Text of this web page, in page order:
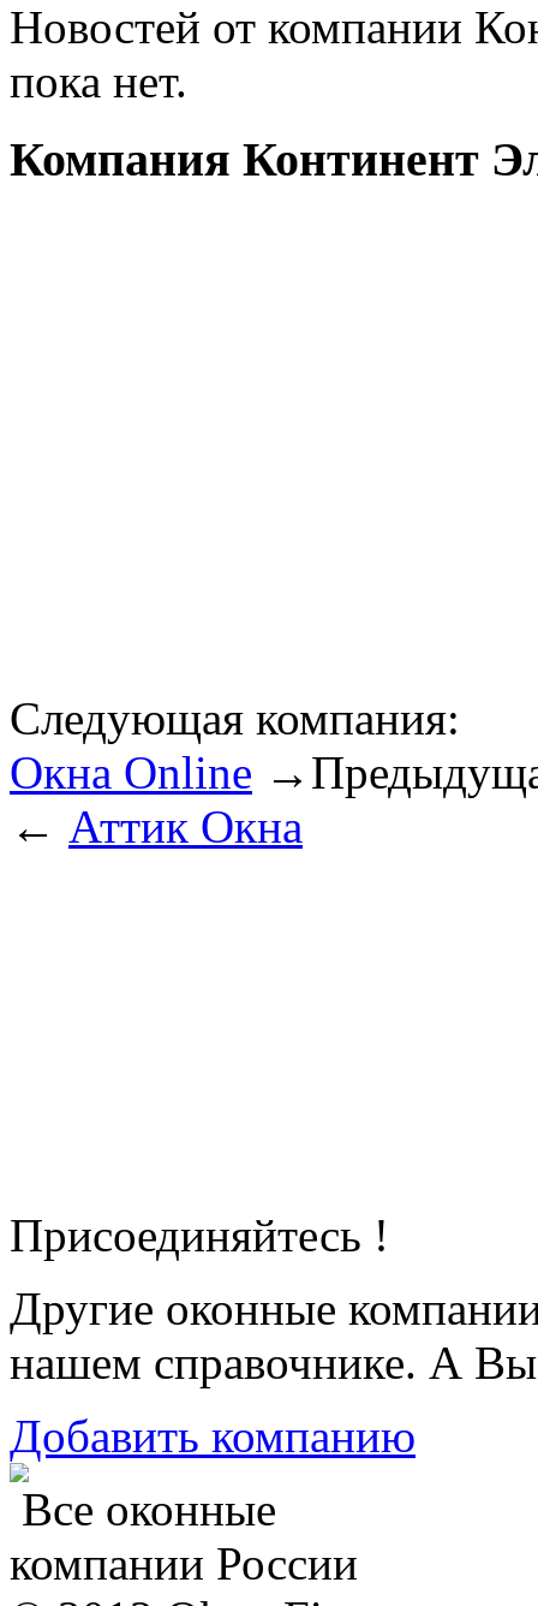
Новостей от компании
пока нет.
Компания Континент
Следующая компания:
Окна Online →
← Аттик Окна
Присоединяйтесь !
Другие оконные
нашем справочнике. А
Добавить компанию
Все оконные
компании России